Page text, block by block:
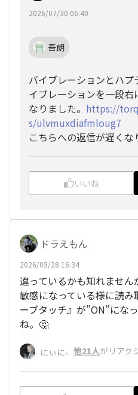
2026/07/30 06:40
吾朗
バイブレーションとハ
イブレーションを一段
なりました。 https://
s/ulvmuxdiafmloug7
こちらへの返信が遅くな
いいね
ドラえもん
2026/05/28 16:34
違っているかも知れませ
敏感になっている様に読
ーブタッチ』が”ON”にな
ね。🤔
にぃに、 他21人がリアク